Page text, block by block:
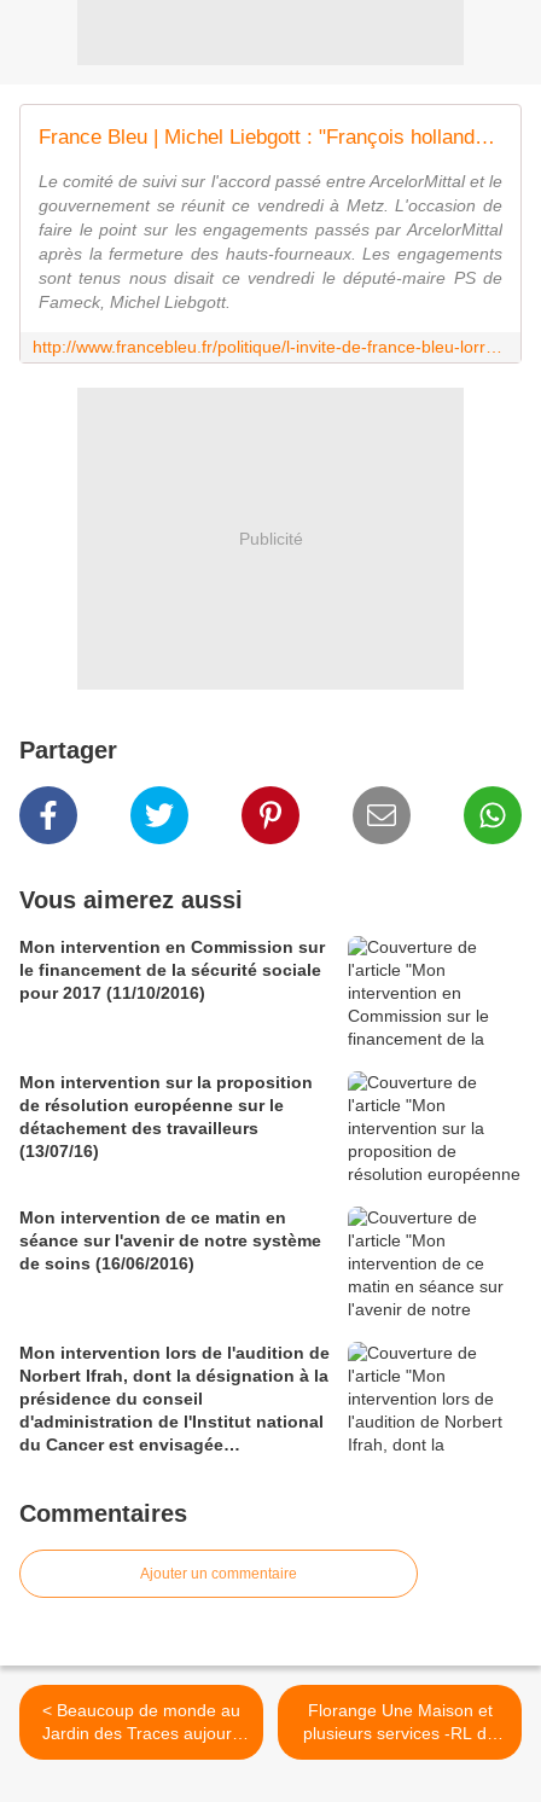
France Bleu | Michel Liebgott : "François hollande revient en Moselle pour vérifier que les engagements d'ArcelorMittal sont tenus"
Le comité de suivi sur l'accord passé entre ArcelorMittal et le
gouvernement se réunit ce vendredi à Metz. L'occasion de
faire le point sur les engagements passés par ArcelorMittal
après la fermeture des hauts-fourneaux. Les engagements
sont tenus nous disait ce vendredi le député-maire PS de
Fameck, Michel Liebgott.
Publicité
Partager
Vous aimerez aussi
Mon intervention en Commission sur
le financement de la sécurité sociale
pour 2017 (11/10/2016)
Mon intervention sur la proposition
de résolution européenne sur le
détachement des travailleurs
(13/07/16)
Mon intervention de ce matin en
séance sur l'avenir de notre système
de soins (16/06/2016)
Mon intervention lors de l'audition de
Norbert Ifrah, dont la désignation à la
présidence du conseil
d'administration de l'Institut national
du Cancer est envisagée
Commentaires
Ajouter un commentaire
< Beaucoup de monde au
Jardin des Traces aujourd
hui...
Florange Une Maison et
plusieurs services -RL du
25.10.14 >